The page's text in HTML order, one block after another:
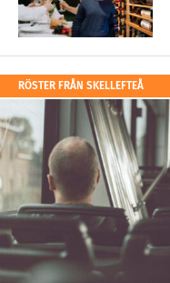
RÖSTER FRÅN SKELLEFTEÅ